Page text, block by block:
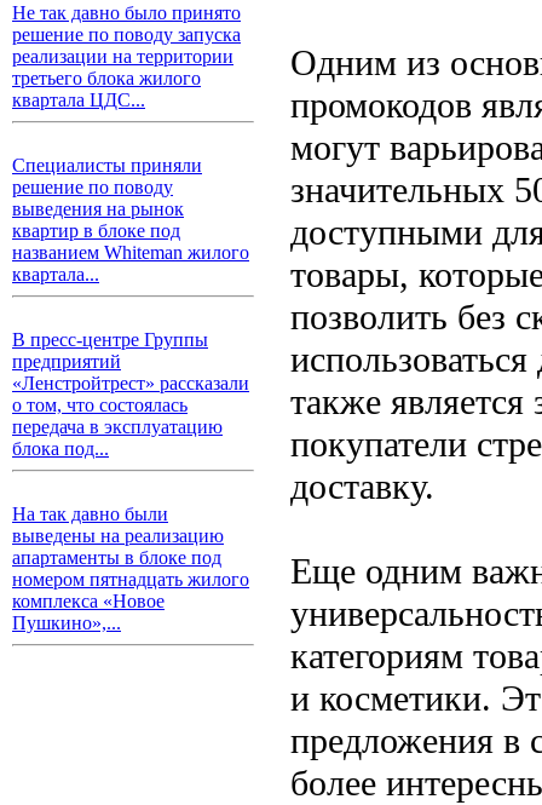
Не так давно было принято
решение по поводу запуска
реализации на территории
третьего блока жилого
квартала ЦДС...
Специалисты приняли
решение по поводу
выведения на рынок
квартир в блоке под
названием Whiteman жилого
квартала...
В пресс-центре Группы
предприятий
«Ленстройтрест» рассказали
о том, что состоялась
передача в эксплуатацию
блока под...
На так давно были
выведены на реализацию
апартаменты в блоке под
номером пятнадцать жилого
комплекса «Новое
Пушкино»,...
Одним из
промокодов
могут
значительных
доступными
товары,
позволить без
также
покупатели
доставку.
Еще одним
категориям
и косметики.
предложения в
более